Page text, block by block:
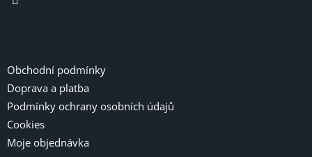
Obchodní podmínky
Doprava a platba
Podmínky ochrany osobních údajů
Cookies
Moje objednávka